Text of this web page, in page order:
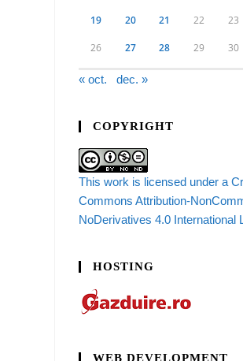
19 20 21 22 23
26 27 28 29 30
« oct. dec. »
COPYRIGHT
This work is licensed under a
Commons Attribution-
NoDerivatives 4.0 International
HOSTING
WEB DEVELOPMENT